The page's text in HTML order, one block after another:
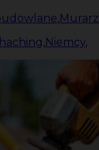
,Murarz
,Niemcy,